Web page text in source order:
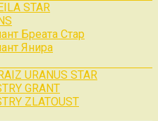
STAR
Бреата Стар
Янира
URANUS STAR
GRANT
ZLATOUST